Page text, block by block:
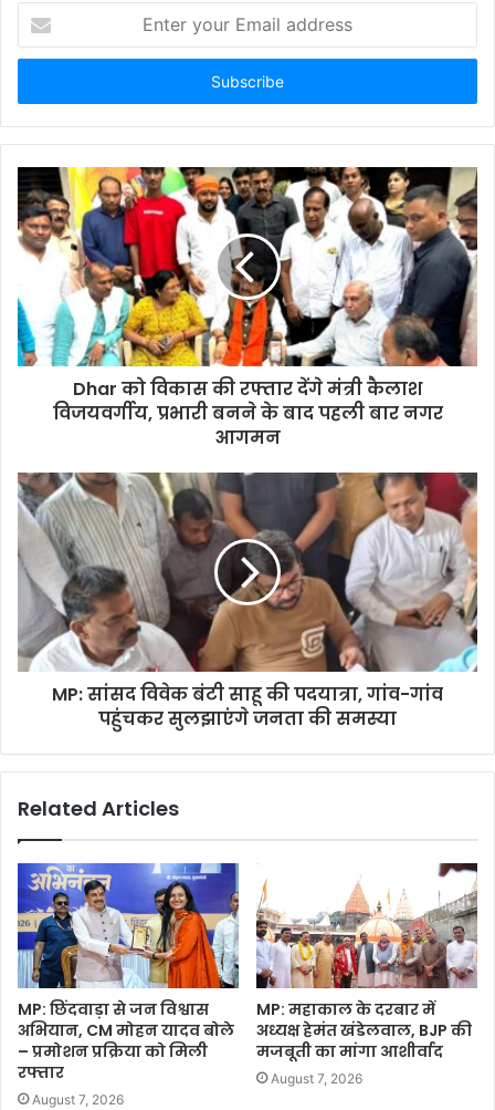
your
Email
Dhar को विकास की रफ्तार देंगे मंत्री कैलाश
विजयवर्गीय, प्रभारी बनने के बाद पहली बार नगर
आगमन
MP: सांसद विवेक बंटी साहू की पदयात्रा, गांव-गांव
पहुंचकर सुलझाएंगे जनता की समस्या
Related Articles
MP: छिंदवाड़ा से जन विश्वास
अभियान, CM मोहन यादव बोले
– प्रमोशन प्रक्रिया को मिली
रफ्तार
August 7, 2026
MP: महाकाल के दरबार में
अध्यक्ष हेमंत खंडेलवाल, BJP की
मजबूती का मांगा आशीर्वाद
August 7, 2026